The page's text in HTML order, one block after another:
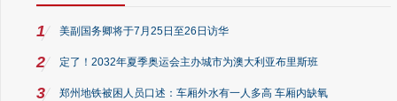
1 美副国务卿将于7月25日至26日访华
2 定了！2032年夏季奥运会主办城市为澳大利亚布里斯班
3 郑州地铁被困人员口述：车厢外水有一人多高 车厢内缺氧